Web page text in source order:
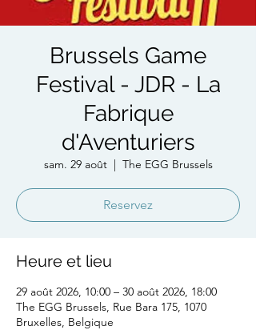
Brussels Game
Festival - JDR - La
Fabrique
d'Aventuriers
sam. 29 août
  |
The EGG Brussels
Reservez
Heure et lieu
29 août 2026, 10:00 – 30 août 2026, 18:00
The EGG Brussels, Rue Bara 175, 1070
Bruxelles, Belgique